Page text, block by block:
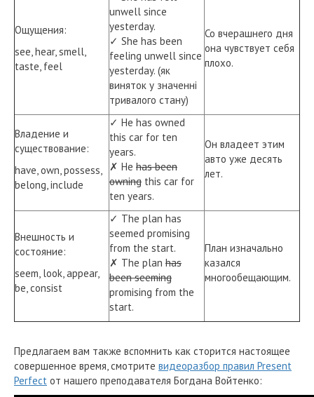
Ощущения:
see, hear, smell,
taste, feel
unwell since
yesterday.
✓ She has been
feeling unwell since
yesterday. (як
виняток у значенні
тривалого стану)
Со вчерашнего дня
она чувствует себя
плохо.
Владение и
существование:
have, own, possess,
belong, include
✓ He has owned
this car for ten
years.
✗ He has been
owning this car for
ten years.
Он владеет этим
авто уже десять
лет.
Внешность и
состояние:
seem, look, appear,
be, consist
✓ The plan has
seemed promising
from the start.
✗ The plan has
been seeming
promising from the
start.
План изначально
казался
многообещающим.
Предлагаем вам также вспомнить как сторится настоящее
совершенное время, смотрите видеоразбор правил Present
Perfect от нашего преподавателя Богдана Войтенко: